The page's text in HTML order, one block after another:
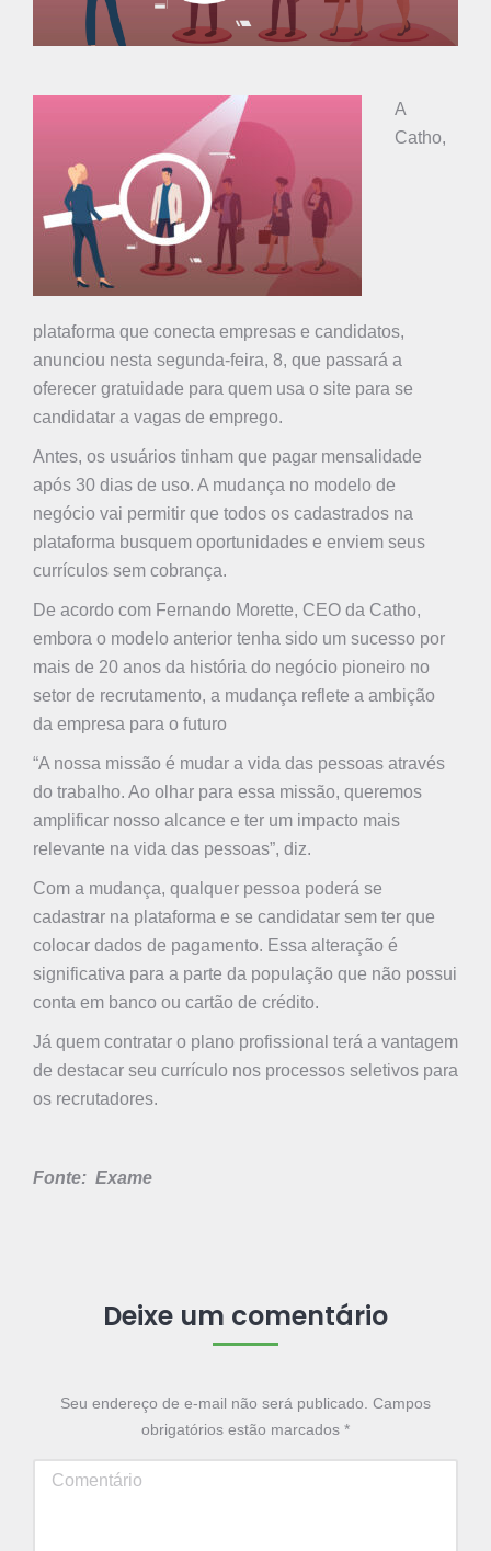
A
Catho,
plataforma que conecta empresas e candidatos,
anunciou nesta segunda-feira, 8, que passará a
oferecer gratuidade para quem usa o site para se
candidatar a vagas de emprego.
Antes, os usuários tinham que pagar mensalidade
após 30 dias de uso. A mudança no modelo de
negócio vai permitir que todos os cadastrados na
plataforma busquem oportunidades e enviem seus
currículos sem cobrança.
De acordo com Fernando Morette, CEO da Catho,
embora o modelo anterior tenha sido um sucesso por
mais de 20 anos da história do negócio pioneiro no
setor de recrutamento, a mudança reflete a ambição
da empresa para o futuro
“A nossa missão é mudar a vida das pessoas através
do trabalho. Ao olhar para essa missão, queremos
amplificar nosso alcance e ter um impacto mais
relevante na vida das pessoas”, diz.
Com a mudança, qualquer pessoa poderá se
cadastrar na plataforma e se candidatar sem ter que
colocar dados de pagamento. Essa alteração é
significativa para a parte da população que não possui
conta em banco ou cartão de crédito.
Já quem contratar o plano profissional terá a vantagem
de destacar seu currículo nos processos seletivos para
os recrutadores.
Fonte: Exame
Deixe um comentário
Seu endereço de e-mail não será publicado. Campos
obrigatórios estão marcados *
Comentário